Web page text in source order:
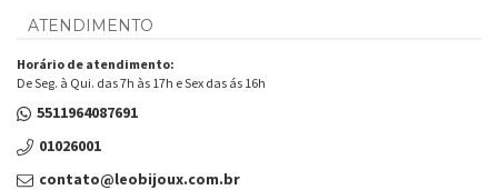
ATENDIMENTO
Horário de atendimento:
De Seg. à Qui. das 7h às 17h e Sex das ás 16h
5511964087691
01026001
contato@leobijoux.com.br